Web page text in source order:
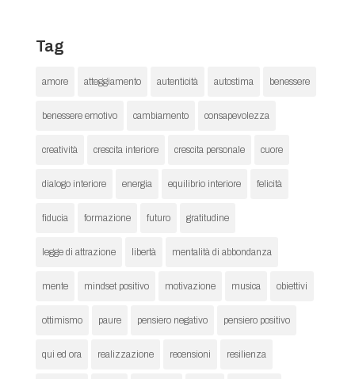
Tag
amore atteggiamento autenticità autostima benessere
benessere emotivo cambiamento consapevolezza
creatività crescita interiore crescita personale cuore
dialogo interiore energia equilibrio interiore felicità
fiducia formazione futuro gratitudine
legge di attrazione libertà mentalità di abbondanza
mente mindset positivo motivazione musica obiettivi
ottimismo paure pensiero negativo pensiero positivo
qui ed ora realizzazione recensioni resilienza